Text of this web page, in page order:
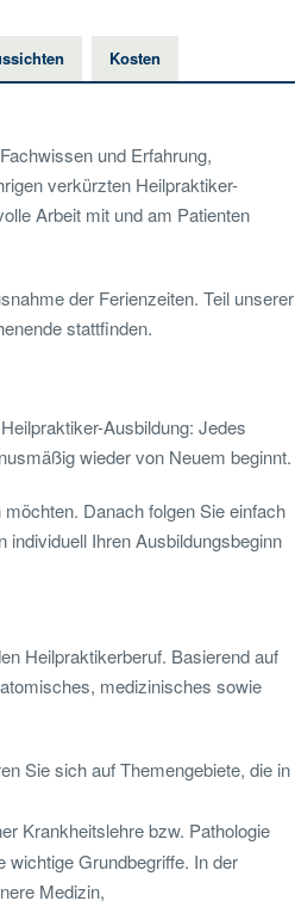
Kosten
und Erfahrung,
verkürzten Heilpraktiker-
Arbeit mit und am Patienten
der Ferienzeiten. Teil unserer
stattfinden.
Ausbildung: Jedes
wieder von Neuem beginnt.
Danach folgen Sie einfach
Ihren Ausbildungsbeginn
Heilpraktikerberuf. Basierend auf
medizinisches sowie
Sie sich auf Themengebiete, die in
Krankheitslehre bzw. Pathologie
Grundbegriffe. In der
Medizin,